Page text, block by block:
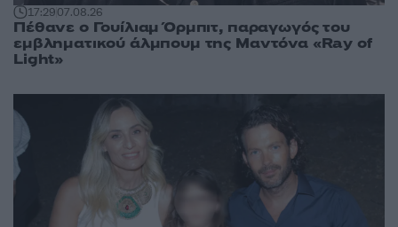
17:2907.08.26
Πέθανε ο Γουίλιαμ Όρμπιτ, παραγωγός του
εμβληματικού άλμπουμ της Μαντόνα «Ray of
Light»